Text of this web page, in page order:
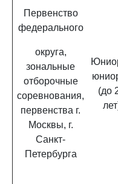
Первенство
федерального
округа,
зональные
отборочные
соревнования,
первенства г.
Москвы, г.
Санкт-
Петербурга
(до